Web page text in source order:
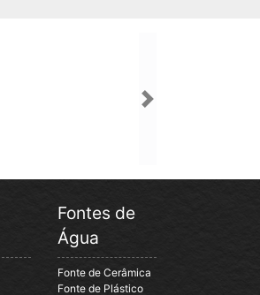
Next
Fontes de
Água
Fonte de Cerâmica
Fonte de Plástico